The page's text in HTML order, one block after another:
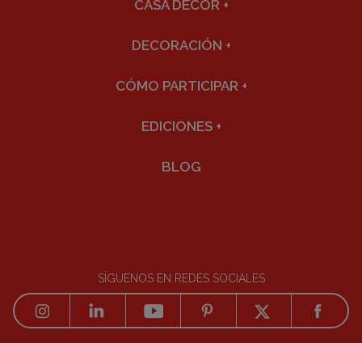
CASA DECOR +
DECORACIÓN +
CÓMO PARTICIPAR +
EDICIONES +
BLOG
SÍGUENOS EN REDES SOCIALES